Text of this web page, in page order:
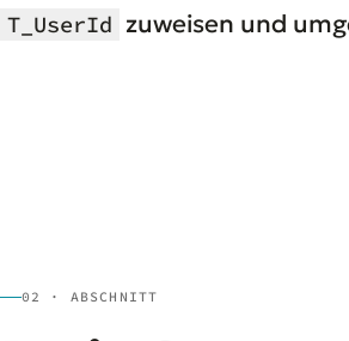
T_UserId zuweisen und
02 · ABSCHNITT